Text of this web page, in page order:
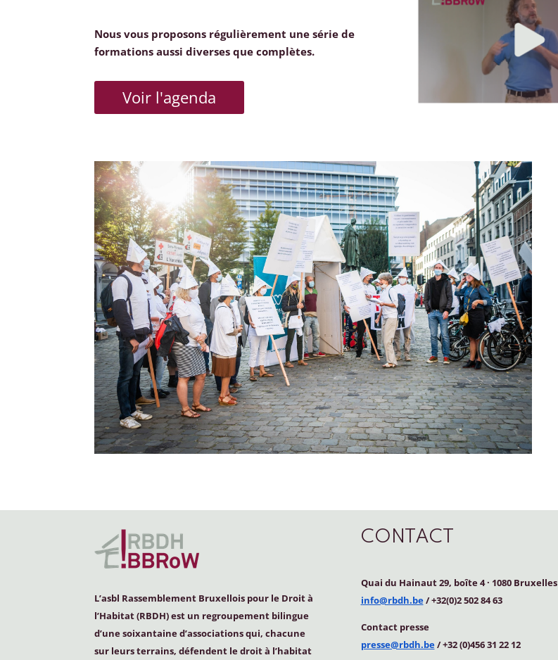
Nous vous proposons régulièrement une série de
formations aussi diverses que complètes.
Voir l'agenda
L’asbl Rassemblement Bruxellois pour le Droit à
l’Habitat (RBDH) est un regroupement bilingue
d’une soixantaine d’associations qui, chacune
sur leurs terrains, défendent le droit à l’habitat
CONTACT
Quai du Hainaut 29, boîte 4· 1080 Bruxelles
info@rbdh.be/ +32(0)2 502 84 63
Contact presse
presse@rbdh.be/ +32 (0)456 31 22 12